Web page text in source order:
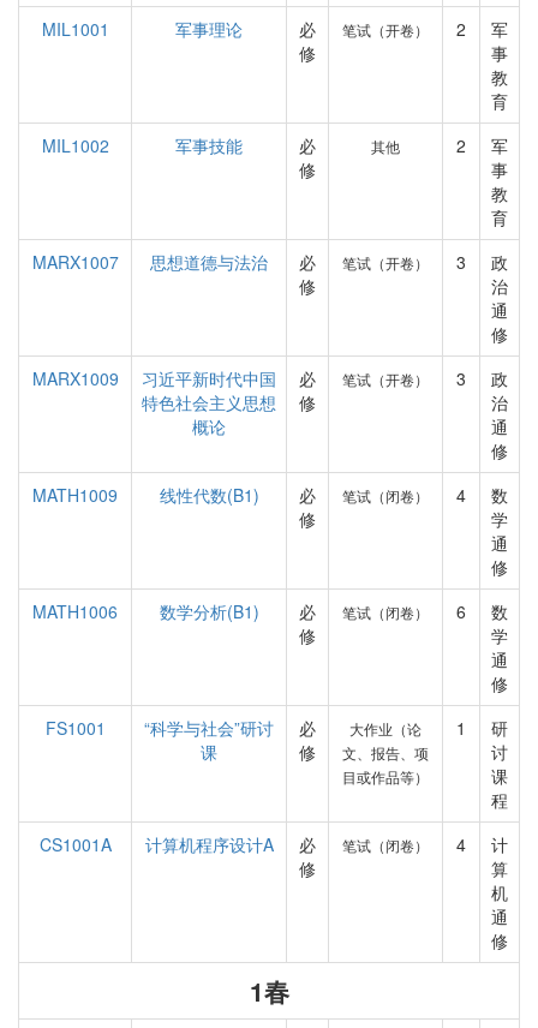
MIL1001
军事理论
必
修
笔试（开卷） 2
军
事
教
育
MIL1002
军事技能
必
修
其他 2
军
事
教
育
MARX1007
思想道德与法治
必
修
笔试（开卷） 3
政
治
通
修
MARX1009
习近平新时代中国
特色社会主义思想
概论
必
修
笔试（开卷） 3
政
治
通
修
MATH1009
线性代数(B1)
必
修
笔试（闭卷） 4
数
学
通
修
MATH1006
数学分析(B1)
必
修
笔试（闭卷） 6
数
学
通
修
FS1001
“科学与社会”研讨
课
必
修
大作业（论
文、报告、项
目或作品等）
1
研
讨
课
程
CS1001A
计算机程序设计A
必
修
笔试（闭卷） 4
计
算
机
通
修
1春